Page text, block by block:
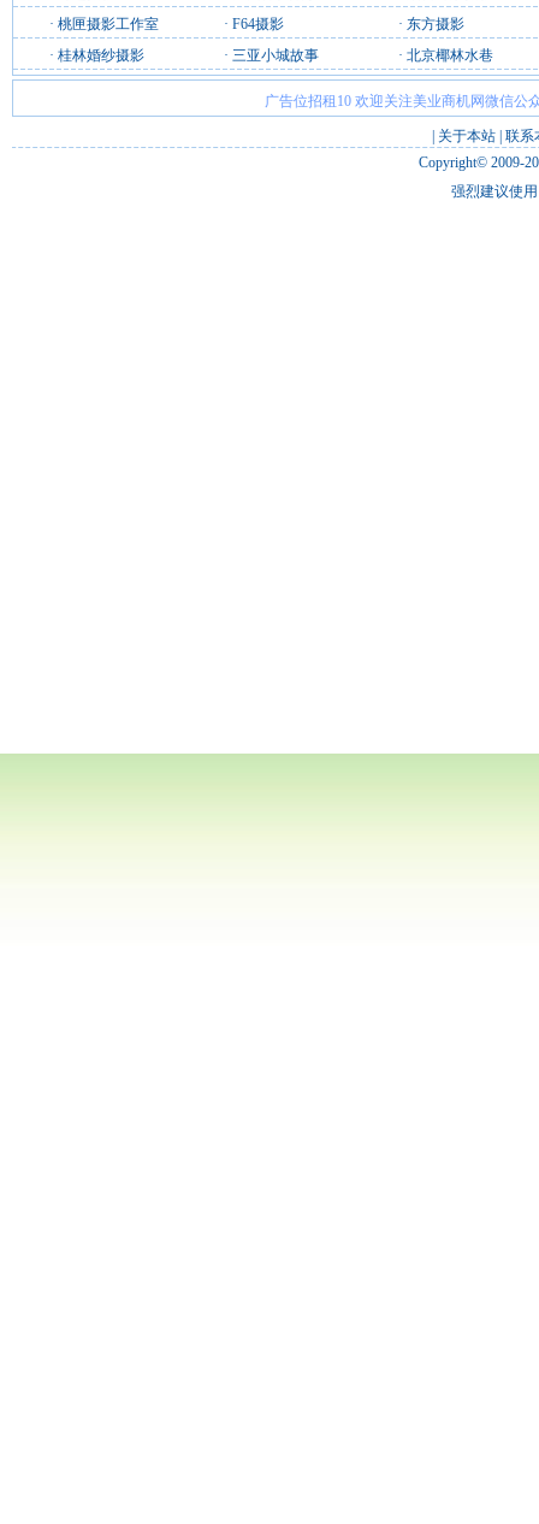
· 桃匣摄影工作室 · F64摄影 · 东方摄影
· 桂林婚纱摄影 · 三亚小城故事 · 北京椰林水巷
广告位招租10 欢迎关注美业商机网微信公
关于本站 联系
Copyright© 2009-
强烈建议使